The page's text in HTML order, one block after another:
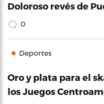
Doloroso revés de
0
Deportes
Oro y plata para el
los Juegos